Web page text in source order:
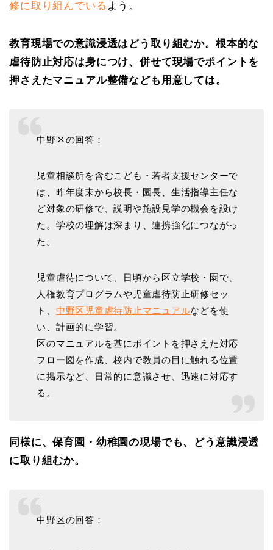
修に取り組んでいる よう。
教育現場での意識浸透はどう取り組むか。根本的な
虐待防止対応は身につけ、併せて現場でポイントを
押さえたマニュアル整備なども用意しては。
中野区の回答：
児童相談所を含むこども・若者支援センターで
は、昨年度末から校長・園長、生活指導主任な
ど対象の研修で、説明や施設見学の機会を設け
た。学校の理解は深まり、連携強化につながっ
た。
児童虐待について、日頃から区立学校・園で、
人権教育プログラムや児童虐待防止研修セッ
ト、 中野区児童虐待防止マニュアルなどを使
い、計画的に学習。
区のマニュアルを基にポイントを押さえた対応
フロー図を作成、校内で教員の目に触れる位置
に掲示など、日常的に意識させ、迅速に対応す
る。
同様に、保育園・幼稚園の現場でも、どう意識浸透
に取り組むか。
中野区の回答：